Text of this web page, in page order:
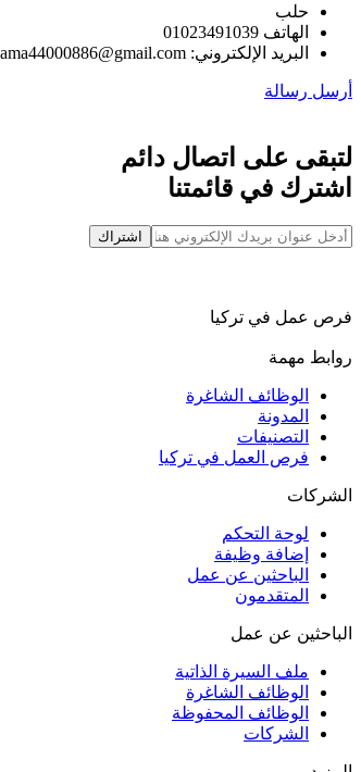
حلب
الهاتف 01023491039
البريد الإلكتروني: osama44000886@gmail.com
أرسل رسالة
لتبقى على اتصال دائم
اشترك في قائمتنا
اشتراك
فرص عمل في تركيا
روابط مهمة
الوظائف الشاغرة
المدونة
التصنيفات
فرص العمل في تركيا
الشركات
لوحة التحكم
إضافة وظيفة
الباحثين عن عمل
المتقدمون
الباحثين عن عمل
ملف السيرة الذاتية
الوظائف الشاغرة
الوظائف المحفوظة
الشركات